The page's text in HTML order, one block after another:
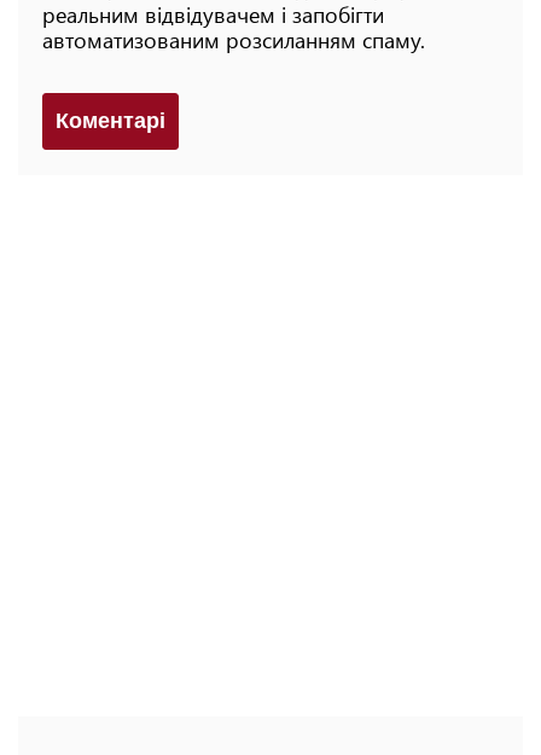
реальним відвідувачем і запобігти
автоматизованим розсиланням спаму.
Коментарi